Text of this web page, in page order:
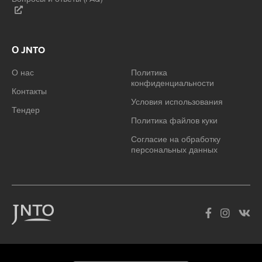
О JNTO
О нас
Контакты
Тендер
Политика
конфиденциальности
Условия использования
Политика файлов куки
Согласие на обработку
персональных данных